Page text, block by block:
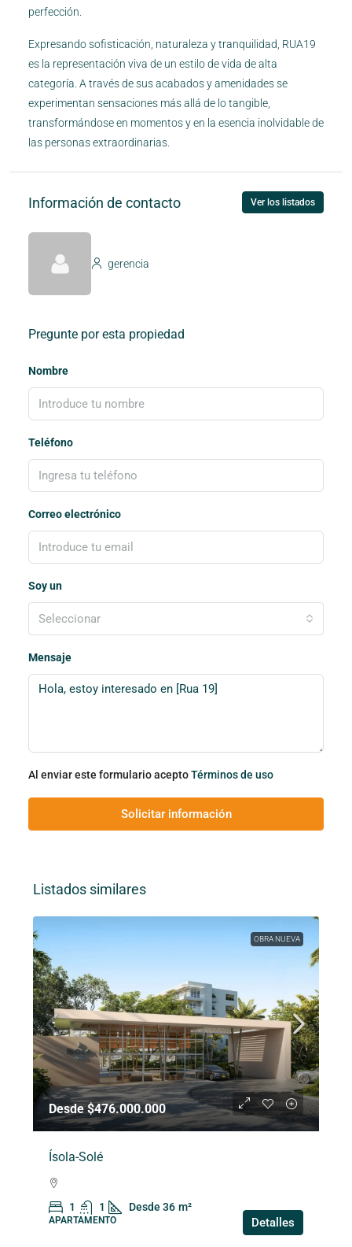
perfección.
Expresando sofisticación, naturaleza y tranquilidad, RUA19
es la representación viva de un estilo de vida de alta
categoría. A través de sus acabados y amenidades se
experimentan sensaciones más allá de lo tangible,
transformándose en momentos y en la esencia inolvidable de
las personas extraordinarias.
Información de contacto Ver los listados
gerencia
Pregunte por esta propiedad
Nombre
Teléfono
Correo electrónico
Soy un
Seleccionar
Mensaje
Al enviar este formulario aceptoTérminos de uso
Solicitar información
Listados similares
OBRA NUEVA
Desde $476.000.000
Ísola-Solé
1 1 Desde 36 m²
APARTAMENTO Detalles